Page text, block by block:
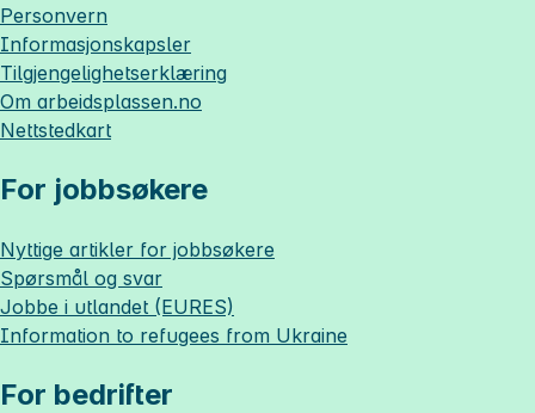
Personvern
Informasjonskapsler
Tilgjengelighetserklæring
Om arbeidsplassen.no
Nettstedkart
For jobbsøkere
Nyttige artikler for jobbsøkere
Spørsmål og svar
Jobbe i utlandet (EURES)
Information to refugees from Ukraine
For bedrifter